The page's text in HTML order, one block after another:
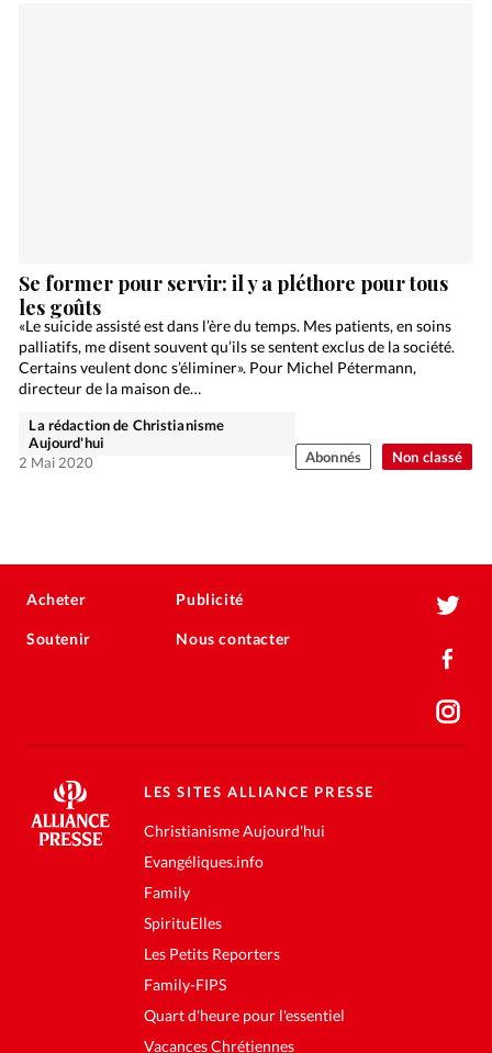
Non classé
Se former pour servir: il y a pléthore pour tous
les goûts
«Le suicide assisté est dans l’ère du temps. Mes patients, en soins
palliatifs, me disent souvent qu’ils se sentent exclus de la société.
Certains veulent donc s’éliminer». Pour Michel Pétermann,
directeur de la maison de…
La rédaction de Christianisme
Aujourd'hui
2 Mai 2020
Abonnés
Acheter
Soutenir
Publicité
Nous contacter
LES SITES ALLIANCE PRESSE
Christianisme Aujourd'hui
Evangéliques.info
Family
SpirituElles
Les Petits Reporters
Family-FIPS
Quart d'heure pour l'essentiel
Vacances Chrétiennes